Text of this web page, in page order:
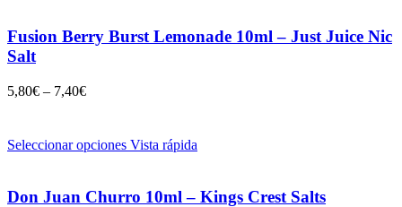
Fusion Berry Burst Lemonade 10ml – Just Juice Nic
Salt
5,80€ – 7,40€
Seleccionar opciones Vista rápida
Don Juan Churro 10ml – Kings Crest Salts